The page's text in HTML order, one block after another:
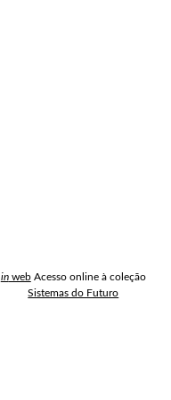
inweb Acesso online à coleção
Sistemas do Futuro